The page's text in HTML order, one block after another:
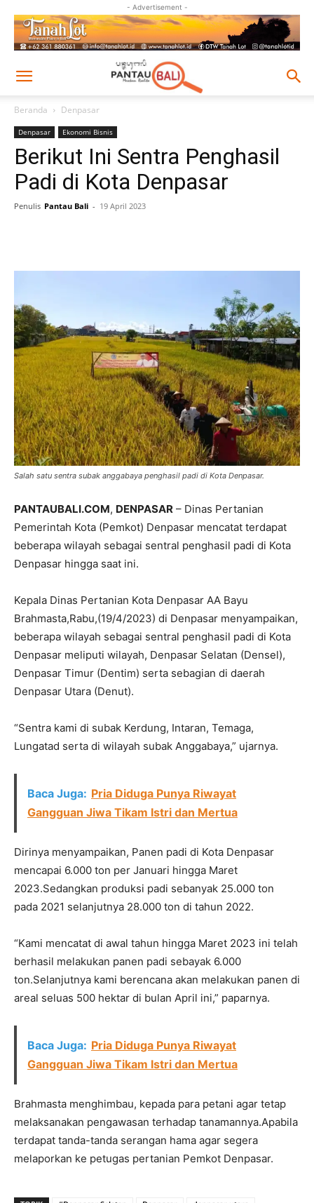
- Advertisement -
Beranda Denpasar
Denpasar Ekonomi Bisnis
Berikut Ini Sentra Penghasil
Padi di Kota Denpasar
Penulis Pantau Bali - 19 April 2023
Salah satu sentra subak anggabaya penghasil padi di Kota Denpasar.
PANTAUBALI.COM, DENPASAR – Dinas Pertanian
Pemerintah Kota (Pemkot) Denpasar mencatat terdapat
beberapa wilayah sebagai sentral penghasil padi di Kota
Denpasar hingga saat ini.
Kepala Dinas Pertanian Kota Denpasar AA Bayu
Brahmasta,Rabu,(19/4/2023) di Denpasar menyampaikan,
beberapa wilayah sebagai sentral penghasil padi di Kota
Denpasar meliputi wilayah, Denpasar Selatan (Densel),
Denpasar Timur (Dentim) serta sebagian di daerah
Denpasar Utara (Denut).
“Sentra kami di subak Kerdung, Intaran, Temaga,
Lungatad serta di wilayah subak Anggabaya,” ujarnya.
Baca Juga: Pria Diduga Punya Riwayat
Gangguan Jiwa Tikam Istri dan Mertua
Dirinya menyampaikan, Panen padi di Kota Denpasar
mencapai 6.000 ton per Januari hingga Maret
2023.Sedangkan produksi padi sebanyak 25.000 ton
pada 2021 selanjutnya 28.000 ton di tahun 2022.
“Kami mencatat di awal tahun hingga Maret 2023 ini telah
berhasil melakukan panen padi sebayak 6.000
ton.Selanjutnya kami berencana akan melakukan panen di
areal seluas 500 hektar di bulan April ini,” paparnya.
Baca Juga: Pria Diduga Punya Riwayat
Gangguan Jiwa Tikam Istri dan Mertua
Brahmasta menghimbau, kepada para petani agar tetap
melaksanakan pengawasan terhadap tanamannya.Apabila
terdapat tanda-tanda serangan hama agar segera
melaporkan ke petugas pertanian Pemkot Denpasar.